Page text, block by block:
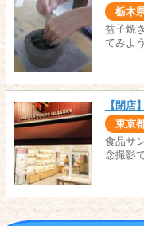
栃木
益子焼
てみよう
【閉店
東京
食品サ
念撮影